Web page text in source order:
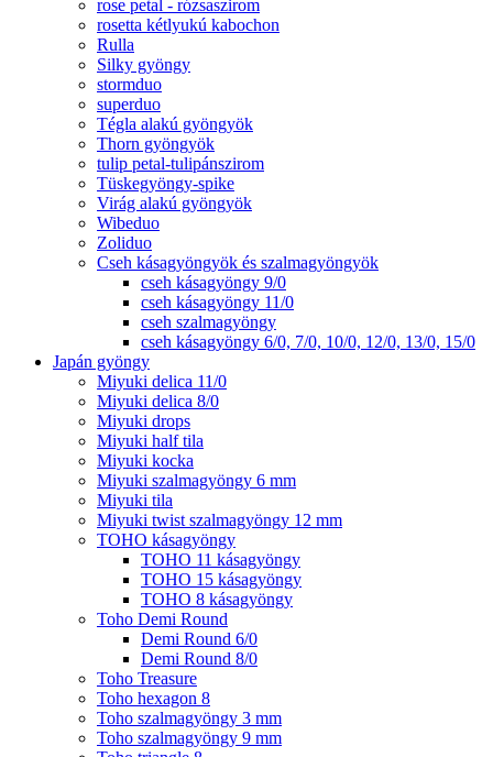
rose petal - rózsaszirom
rosetta kétlyukú kabochon
Rulla
Silky gyöngy
stormduo
superduo
Tégla alakú gyöngyök
Thorn gyöngyök
tulip petal-tulipánszirom
Tüskegyöngy-spike
Virág alakú gyöngyök
Wibeduo
Zoliduo
Cseh kásagyöngyök és szalmagyöngyök
cseh kásagyöngy 9/0
cseh kásagyöngy 11/0
cseh szalmagyöngy
cseh kásagyöngy 6/0, 7/0, 10/0, 12/0, 13/0, 15/0
Japán gyöngy
Miyuki delica 11/0
Miyuki delica 8/0
Miyuki drops
Miyuki half tila
Miyuki kocka
Miyuki szalmagyöngy 6 mm
Miyuki tila
Miyuki twist szalmagyöngy 12 mm
TOHO kásagyöngy
TOHO 11 kásagyöngy
TOHO 15 kásagyöngy
TOHO 8 kásagyöngy
Toho Demi Round
Demi Round 6/0
Demi Round 8/0
Toho Treasure
Toho hexagon 8
Toho szalmagyöngy 3 mm
Toho szalmagyöngy 9 mm